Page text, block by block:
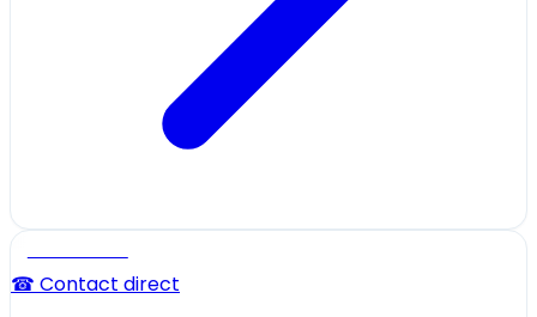
☎ Contact direct